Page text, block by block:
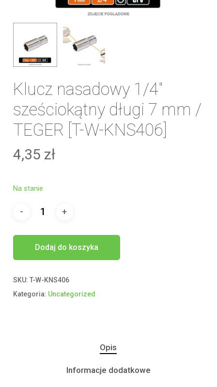
Klucz nasadowy 1/4″
sześciokątny długi 7 mm /
TEGER [T-W-KNS406]
4,35 zł
Na stanie
Dodaj do koszyka
SKU: T-W-KNS406
Kategoria: Uncategorized
Opis
Informacje dodatkowe